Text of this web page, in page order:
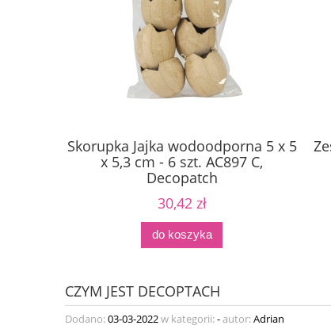
Skorupka Jajka wodoodporna 5 x 5
x 5,3 cm - 6 szt. AC897 C,
Decopatch
30,42 zł
do koszyka
CZYM JEST DECOPTACH
Dodano:03-03-2022w kategorii:-autor:Adrian